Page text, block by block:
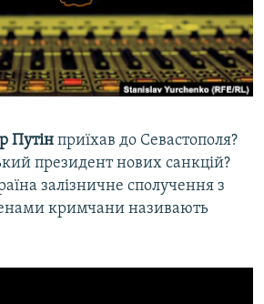
КРИМУ
Путін приїхав до Севастополя?
президент нових санкцій?
залізничне сполучення з
кримчани називають